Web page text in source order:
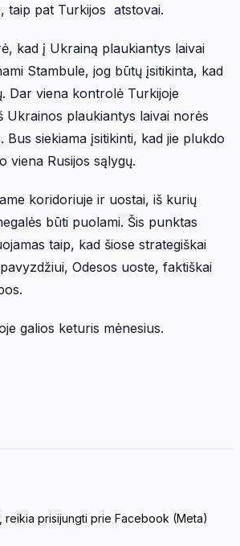
taip pat Turkijos atstovai.
kad į Ukrainą plaukiantys laivai
Stambule, jog būtų įsitikinta, kad
Dar viena kontrolė Turkijoje
Ukrainos plaukiantys laivai norės
Bus siekiama įsitikinti, kad jie plukdo
viena Rusijos sąlygų.
koridoriuje ir uostai, iš kurių
būti puolami. Šis punktas
taip, kad šiose strategiškai
Odesos uoste, faktiškai
galios keturis mėnesius.
reikia prisijungti prie Facebook (Meta)